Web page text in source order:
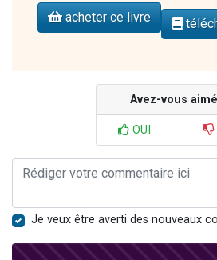
acheter ce livre
Avez-vous
OUI
Je veux être averti des nouveaux